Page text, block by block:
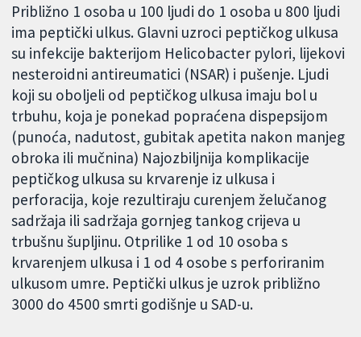
Približno 1 osoba u 100 ljudi do 1 osoba u 800 ljudi
ima peptički ulkus. Glavni uzroci peptičkog ulkusa
su infekcije bakterijom Helicobacter pylori, lijekovi
nesteroidni antireumatici (NSAR) i pušenje. Ljudi
koji su oboljeli od peptičkog ulkusa imaju bol u
trbuhu, koja je ponekad popraćena dispepsijom
(punoća, nadutost, gubitak apetita nakon manjeg
obroka ili mučnina) Najozbiljnija komplikacije
peptičkog ulkusa su krvarenje iz ulkusa i
perforacija, koje rezultiraju curenjem želučanog
sadržaja ili sadržaja gornjeg tankog crijeva u
trbušnu šupljinu. Otprilike 1 od 10 osoba s
krvarenjem ulkusa i 1 od 4 osobe s perforiranim
ulkusom umre. Peptički ulkus je uzrok približno
3000 do 4500 smrti godišnje u SAD-u.